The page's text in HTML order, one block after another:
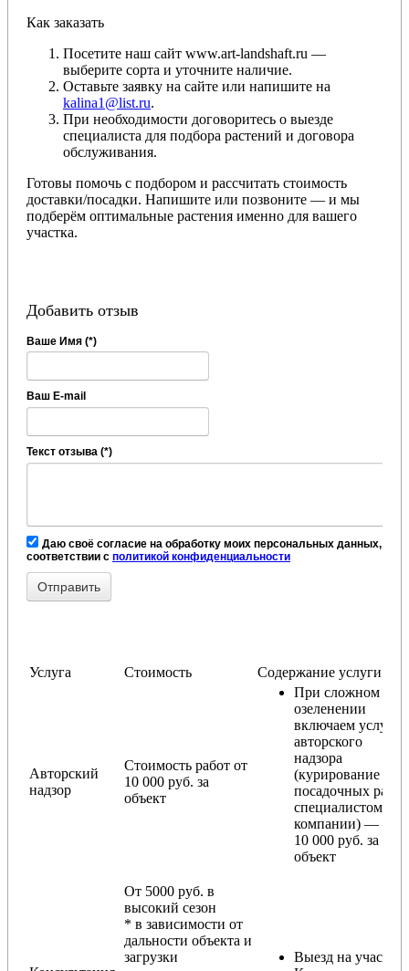
Как заказать
Посетите наш сайт www.art-landshaft.ru —
выберите сорта и уточните наличие.
Оставьте заявку на сайте или напишите на
kalina1@list.ru.
При необходимости договоритесь о выезде
специалиста для подбора растений и договора
обслуживания.
Готовы помочь с подбором и рассчитать стоимость
доставки/посадки. Напишите или позвоните — и мы
подберём оптимальные растения именно для вашего
участка.
Добавить отзыв
Ваше Имя (*)
Ваш E-mail
Текст отзыва (*)
Даю своё согласие на обработку моих персональных данных, в
соответствии с политикой конфиденциальности
Услуга Стоимость Содержание услуги
Авторский
надзор
Стоимость работ от
10 000 руб. за
объект
При сложном
озеленении
включаем услугу
авторского
надзора
(курирование
посадочных работ
специалистом
компании) — от
10 000 руб. за
объект
От 5000 руб. в
высокий сезон
* в зависимости от
дальности объекта и
загрузки
Выезд на участок